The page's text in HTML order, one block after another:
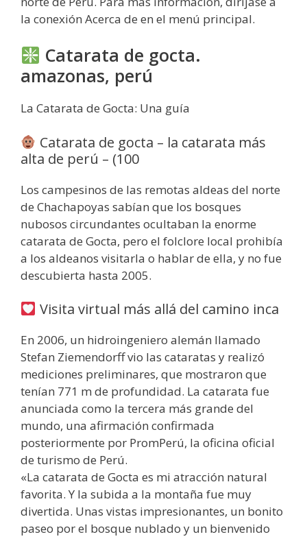
la conexión Acerca de en el menú principal.
Catarata de gocta.
amazonas, perú
La Catarata de Gocta: Una guía
Catarata de gocta – la catarata más
alta de perú – (100
Los campesinos de las remotas aldeas del norte
de Chachapoyas sabían que los bosques
nubosos circundantes ocultaban la enorme
catarata de Gocta, pero el folclore local prohibía
a los aldeanos visitarla o hablar de ella, y no fue
descubierta hasta 2005.
Visita virtual más allá del camino inca
En 2006, un hidroingeniero alemán llamado
Stefan Ziemendorff vio las cataratas y realizó
mediciones preliminares, que mostraron que
tenían 771 m de profundidad. La catarata fue
anunciada como la tercera más grande del
mundo, una afirmación confirmada
posteriormente por PromPerú, la oficina oficial
de turismo de Perú.
«La catarata de Gocta es mi atracción natural
favorita. Y la subida a la montaña fue muy
divertida. Unas vistas impresionantes, un bonito
paseo por el bosque nublado y un bienvenido